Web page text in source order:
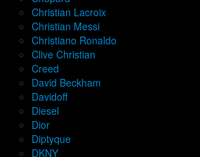
Christian Lacroix
Christian Messi
Christiano Ronaldo
Clive Christian
Creed
David Beckham
Davidoff
Diesel
Dior
Diptyque
DKNY